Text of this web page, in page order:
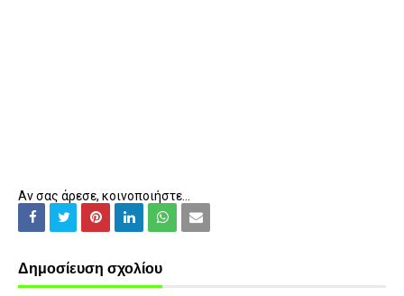
Αν σας άρεσε, κοινοποιήστε...
Δημοσίευση σχολίου